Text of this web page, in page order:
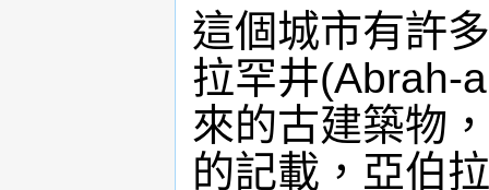
這個城市有許
拉罕井(Abrah-
來的古建築物
的記載，亞伯